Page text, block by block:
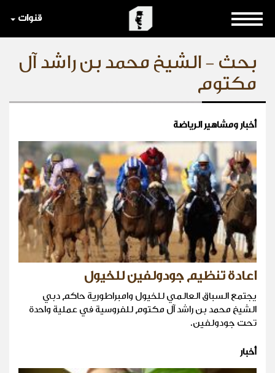
قنوات
بحث - الشيخ محمد بن راشد آل
مكتوم
أخبار ومشاهير الرياضة
اعادة تنظيم جودولفين للخيول
يجتمع السباق العالمي للخيول وامبراطورية حاكم دبي
الشيخ محمد بن راشد آل مكتوم للفروسية في عملية واحدة
تحت جودولفين.
أخبار